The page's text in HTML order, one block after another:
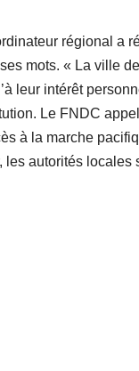
régional a
mots. « La ville
leur intérêt
Le FNDC
à la marche
autorités locales